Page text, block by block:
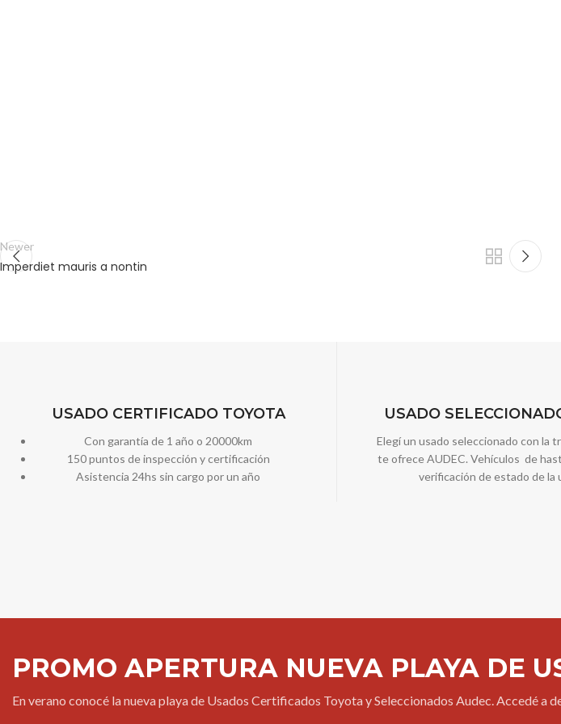
Newer
Imperdiet mauris a nontin
USADO CERTIFICADO TOYOTA
Con garantía de 1 año o 20000km
150 puntos de inspección y certificación
Asistencia 24hs sin cargo por un año
USADO
Elegí un usado seleccionado con la
te ofrece AUDEC. Vehículos de
verificación de estado de la
PROMO APERTURA NUEVA PLAYA DE
En verano conocé la nueva playa de Usados Certificados Toyota y Seleccionados Audec. Accedé a